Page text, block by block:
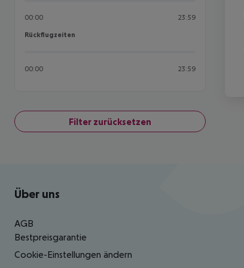
00:00 23:59
Rückflugzeiten
Rückflugzeiten
00:00 23:59
Filter zurücksetzen
Footer navigation
Über uns
AGB
Bestpreisgarantie
Cookie-Einstellungen ändern